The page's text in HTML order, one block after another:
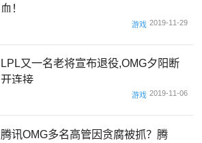
血！
游戏 2019-11-29
LPL又一名老将宣布退役,OMG夕阳断
开连接
游戏 2019-11-06
腾讯OMG多名高管因贪腐被抓？腾